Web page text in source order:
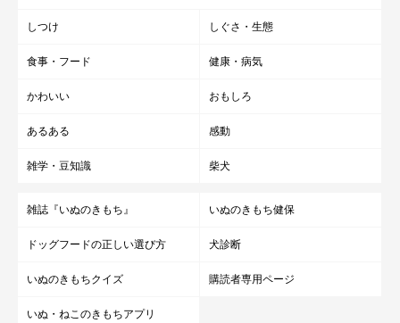
しつけ しぐさ・生態
食事・フード 健康・病気
かわいい おもしろ
あるある 感動
雑学・豆知識 柴犬
雑誌『いぬのきもち』 いぬのきもち健保
ドッグフードの正しい選び方 犬診断
いぬのきもちクイズ 購読者専用ページ
いぬ・ねこのきもちアプリ